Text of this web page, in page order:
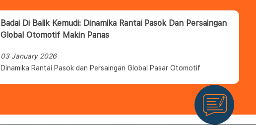
Badai Di Balik Kemudi: Dinamika Rantai Pasok Dan Persaingan
Global Otomotif Makin Panas
03 January 2026
Dinamika Rantai Pasok dan Persaingan Global Pasar Otomotif